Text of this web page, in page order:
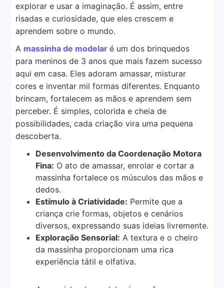
explorar e usar a imaginação. É assim, entre
risadas e curiosidade, que eles crescem e
aprendem sobre o mundo.
A massinha de modelar é um dos brinquedos
para meninos de 3 anos que mais fazem sucesso
aqui em casa. Eles adoram amassar, misturar
cores e inventar mil formas diferentes. Enquanto
brincam, fortalecem as mãos e aprendem sem
perceber. É simples, colorida e cheia de
possibilidades, cada criação vira uma pequena
descoberta.
Desenvolvimento da Coordenação Motora
Fina: O ato de amassar, enrolar e cortar a
massinha fortalece os músculos das mãos e
dedos.
Estímulo à Criatividade: Permite que a
criança crie formas, objetos e cenários
diversos, expressando suas ideias livremente.
Exploração Sensorial: A textura e o cheiro
da massinha proporcionam uma rica
experiência tátil e olfativa.